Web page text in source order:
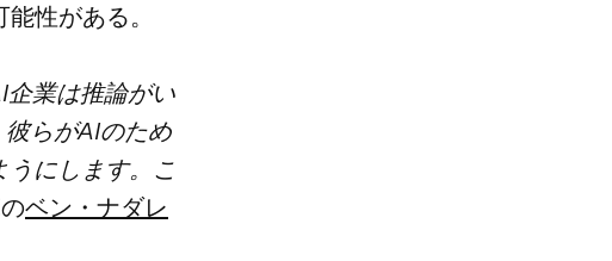
性がある。
企業は推論がい
らがAIのため
にします。こ
ベン・ナダレ